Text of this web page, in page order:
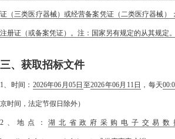
证（三类医疗器械）或经营备案凭证（二类医疗器械）
注册证（或备案凭证）。注：国家另有规定的从其规定。
三、获取招标文件
1、时间： 2026年06月05日 至2026年06月11日 ，每天
京时间，法定节假日除外）
2、地点：湖北省政府采购电子交易数